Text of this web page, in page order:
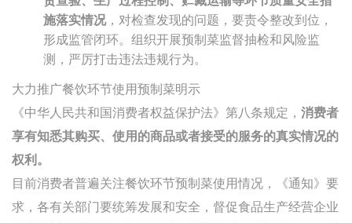
施落实情况，对检查发现的问题，要责令整改到位，
形成监管闭环。组织开展预制菜监督抽检和风险监
测，严厉打击违法违规行为。
大力推广餐饮环节使用预制菜明示
《中华人民共和国消费者权益保护法》第八条规定， 消费者
享有知悉其购买、使用的商品或者接受的服务的真实情况的
权利。
目前消费者普遍关注餐饮环节预制菜使用情况，《通知》要
求，各有关部门要统筹发展和安全，督促食品生产经营企业